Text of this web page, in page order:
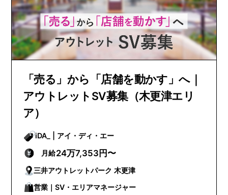
「売る」から「店舗を動かす」へ｜
アウトレットSV募集（木更津エリ
ア）
iDA_ | アイ・ディ・エー
月給24万7,353円〜
三井アウトレットパーク 木更津
営業｜SV・エリアマネージャー